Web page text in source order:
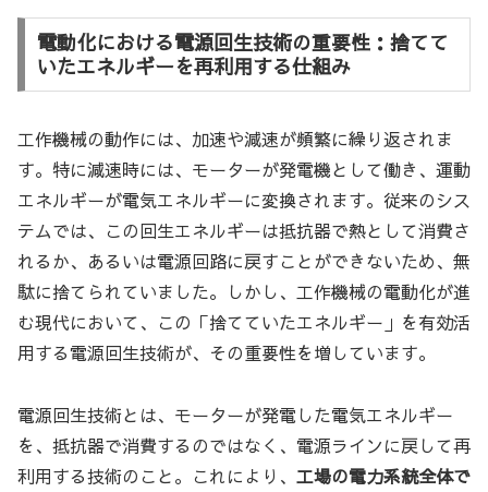
電動化における電源回生技術の重要性：捨てて
いたエネルギーを再利用する仕組み
工作機械の動作には、加速や減速が頻繁に繰り返されま
す。特に減速時には、モーターが発電機として働き、運動
エネルギーが電気エネルギーに変換されます。従来のシス
テムでは、この回生エネルギーは抵抗器で熱として消費さ
れるか、あるいは電源回路に戻すことができないため、無
駄に捨てられていました。しかし、工作機械の電動化が進
む現代において、この「捨てていたエネルギー」を有効活
用する電源回生技術が、その重要性を増しています。
電源回生技術とは、モーターが発電した電気エネルギー
を、抵抗器で消費するのではなく、電源ラインに戻して再
利用する技術のこと。これにより、 工場の電力系統全体で